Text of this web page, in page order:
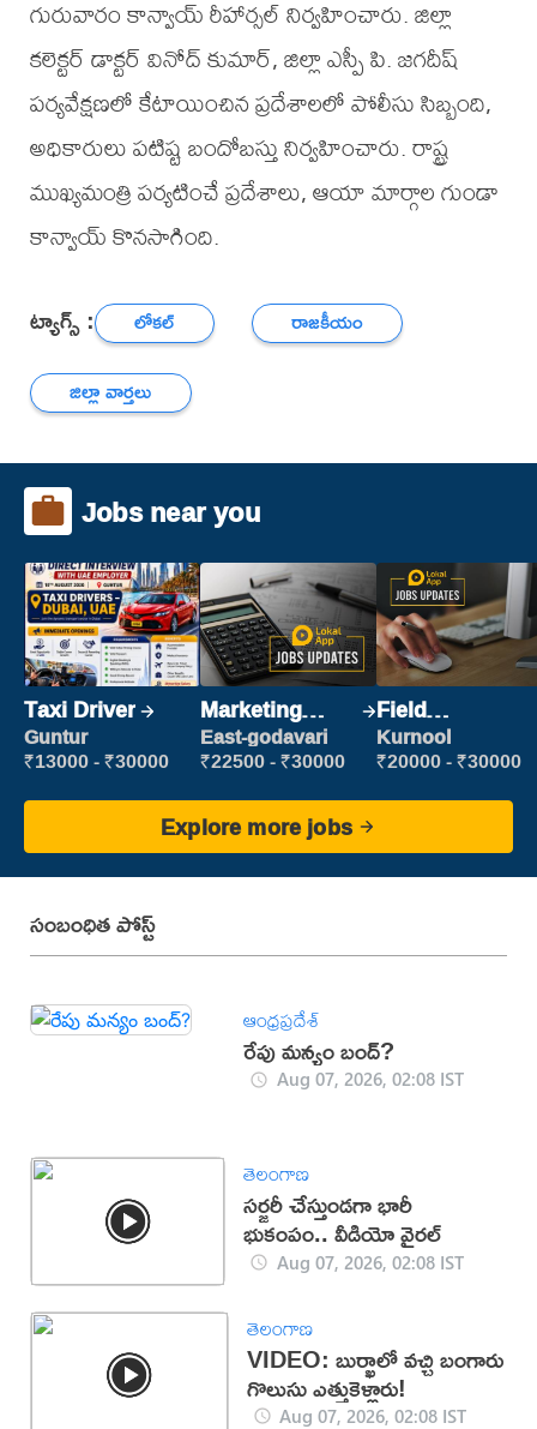
గురువారం కాన్వాయ్ రీహార్సల్ నిర్వహించారు. జిల్లా
కలెక్టర్ డాక్టర్ వినోద్ కుమార్, జిల్లా ఎస్పీ పి. జగదీష్
పర్యవేక్షణలో కేటాయించిన ప్రదేశాలలో పోలీసు సిబ్బంది,
అధికారులు పటిష్ట బందోబస్తు నిర్వహించారు. రాష్ట్ర
ముఖ్యమంత్రి పర్యటించే ప్రదేశాలు, ఆయా మార్గాల గుండా
కాన్వాయ్ కొనసాగింది.
ట్యాగ్స్ : లోకల్
రాజకీయం
జిల్లా వార్తలు
Jobs near you
Taxi Driver
Guntur
₹13000 - ₹30000
Marketing
Executive
East-godavari
₹22500 - ₹30000
Field
Marketing
Executive
Kurnool
₹20000 - ₹30000
Explore more jobs
సంబంధిత పోస్ట్
ఆంధ్రప్రదేశ్
రేపు మన్యం బంద్‌?
Aug 07, 2026, 02:08 IST
తెలంగాణ
సర్జరీ చేస్తుండగా భారీ
భుకంపం.. వీడియో వైరల్
Aug 07, 2026, 02:08 IST
తెలంగాణ
VIDEO: బుర్ఖాలో వచ్చి బంగారు
గొలుసు ఎత్తుకెళ్లారు!
Aug 07, 2026, 02:08 IST